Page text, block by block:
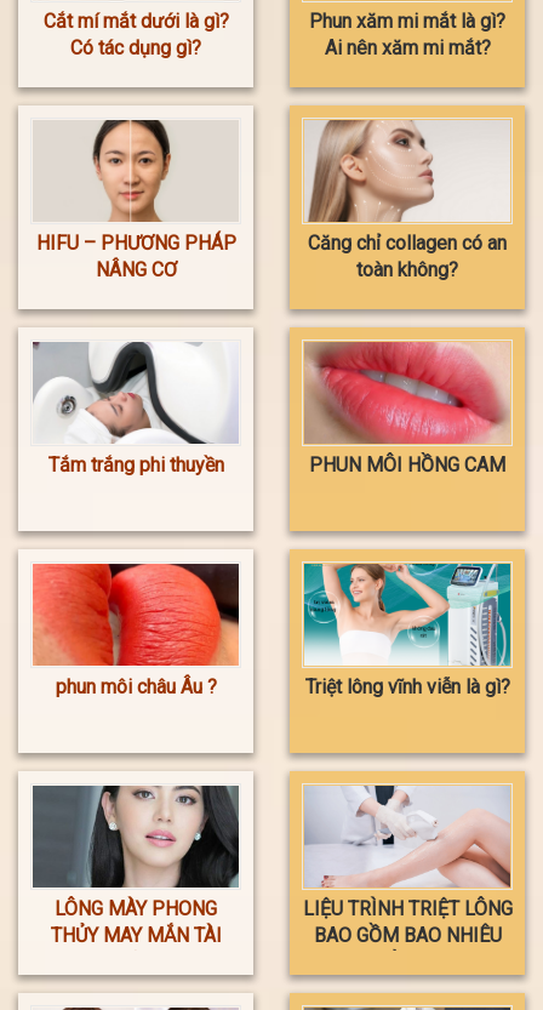
Cắt mí mắt dưới là gì?
Có tác dụng gì?
Phun xăm mi mắt là gì?
Ai nên xăm mi mắt?
HIFU – PHƯƠNG PHÁP
NÂNG CƠ
Căng chỉ collagen có an
toàn không?
Tắm trắng phi thuyền PHUN MÔI HỒNG CAM
phun môi châu Âu ? Triệt lông vĩnh viễn là gì?
LÔNG MÀY PHONG
THỦY MAY MẮN TÀI
LIỆU TRÌNH TRIỆT LÔNG
BAO GỒM BAO NHIÊU